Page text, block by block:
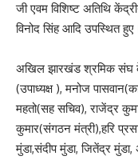
जी एवम विशिष्ट अतिथि
विनोद सिंह आदि उपस्थित
अखिल झारखंड श्रमिक संघ
(उपाध्यक्ष ), मनोज
महतो(सह सचिव), राजेंद्र
कुमार(संगठन मंत्री),हरि
मुंडा,संदीप मुंडा, जितेंद्र